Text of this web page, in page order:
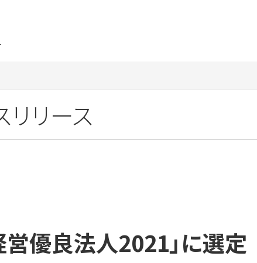
リリース
営優良法人2021」に選定